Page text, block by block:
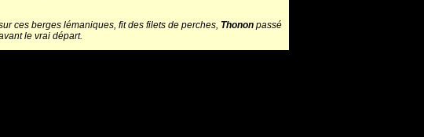
ces berges lémaniques, fit des filets de perches, Thonon passé
le vrai départ.